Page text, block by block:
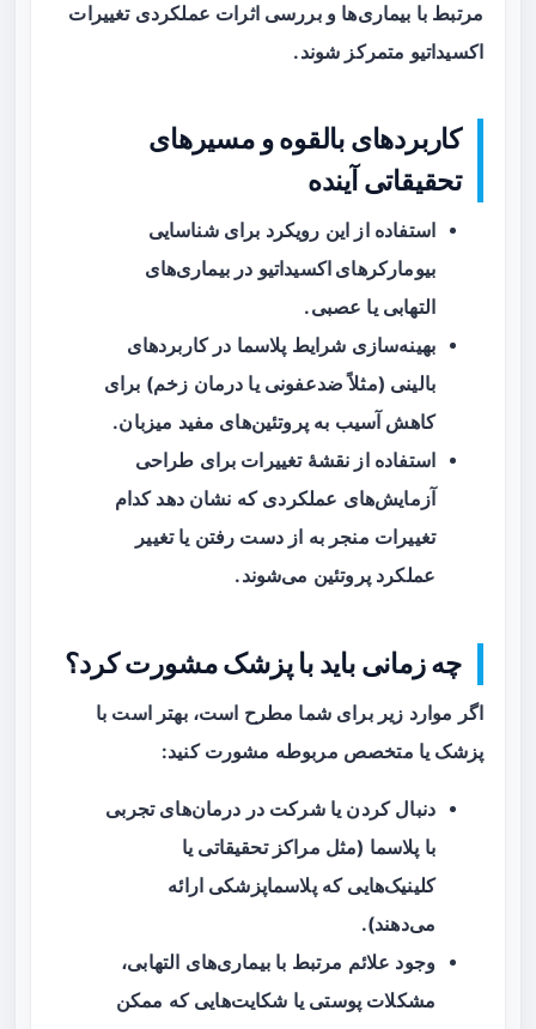
مرتبط با بیماری‌ها و بررسی اثرات عملکردی تغییرات
اکسیداتیو متمرکز شوند.
کاربردهای بالقوه و مسیرهای
تحقیقاتی آینده
استفاده از این رویکرد برای شناسایی
بیومارکرهای اکسیداتیو در بیماری‌های
التهابی یا عصبی.
بهینه‌سازی شرایط پلاسما در کاربردهای
بالینی (مثلاً ضدعفونی یا درمان زخم) برای
کاهش آسیب به پروتئین‌های مفید میزبان.
استفاده از نقشهٔ تغییرات برای طراحی
آزمایش‌های عملکردی که نشان دهد کدام
تغییرات منجر به از دست رفتن یا تغییر
عملکرد پروتئین می‌شوند.
چه زمانی باید با پزشک مشورت کرد؟
اگر موارد زیر برای شما مطرح است، بهتر است با
پزشک یا متخصص مربوطه مشورت کنید:
دنبال کردن یا شرکت در درمان‌های تجربی
با پلاسما (مثل مراکز تحقیقاتی یا
کلینیک‌هایی که پلاسماپزشکی ارائه
می‌دهند).
وجود علائم مرتبط با بیماری‌های التهابی،
مشکلات پوستی یا شکایت‌هایی که ممکن